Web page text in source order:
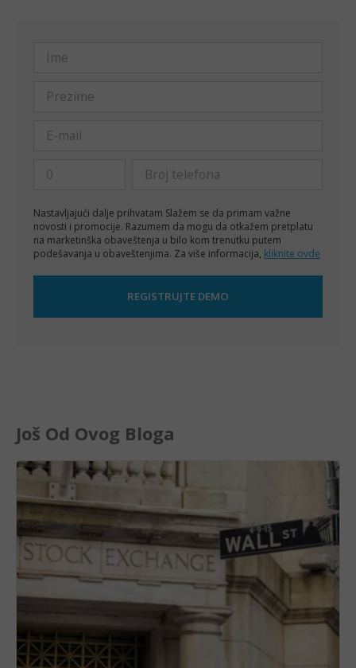
Nastavljajući dalje prihvatam Slažem se da primam važne
novosti i promocije. Razumem da mogu da otkažem pretplatu
na marketinška obaveštenja u bilo kom trenutku putem
podešavanja u obaveštenjima. Za više informacija, kliknite ovde
Još Od Ovog Bloga